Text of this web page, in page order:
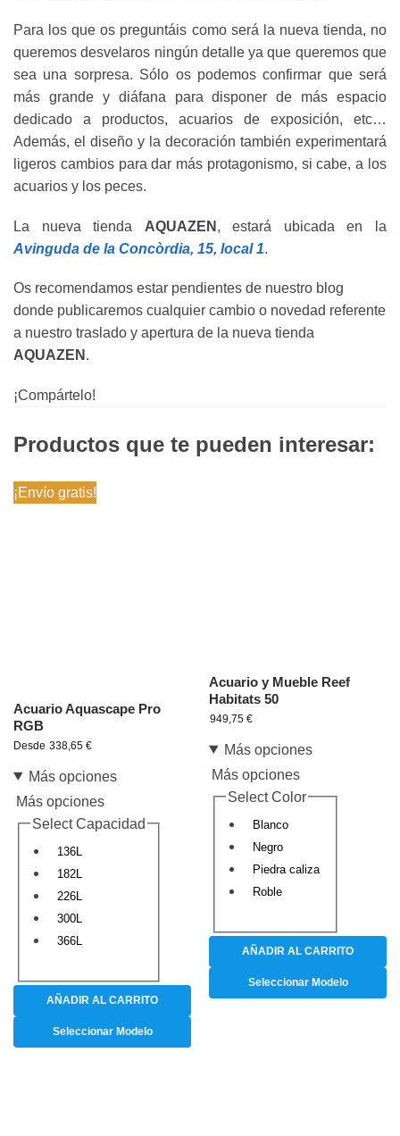
Para los que os preguntáis como será la nueva tienda, no
queremos desvelaros ningún detalle ya que queremos que
sea una sorpresa. Sólo os podemos confirmar que será
más grande y diáfana para disponer de más espacio
dedicado a productos, acuarios de exposición, etc…
Además, el diseño y la decoración también experimentará
ligeros cambios para dar más protagonismo, si cabe, a los
acuarios y los peces.
La nueva tienda AQUAZEN , estará ubicada en la
Avinguda de la Concòrdia, 15, local 1.
Os recomendamos estar pendientes de nuestro blog
donde publicaremos cualquier cambio o novedad referente
a nuestro traslado y apertura de la nueva tienda
AQUAZEN .
¡Compártelo!
Productos que te pueden interesar:
¡Envío gratis!
Acuario Aquascape Pro
RGB
Desde 338,65 €
Más opciones
Más opciones
Select Capacidad
136L
182L
226L
300L
366L
AÑADIR AL CARRITO
Seleccionar Modelo
Acuario y Mueble Reef
Habitats 50
949,75 €
Más opciones
Más opciones
Select Color
Blanco
Negro
Piedra caliza
Roble
AÑADIR AL CARRITO
Seleccionar Modelo